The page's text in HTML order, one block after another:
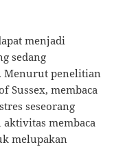
menjadi
sedang
Menurut penelitian
Sussex, membaca
seseorang
membaca
melupakan